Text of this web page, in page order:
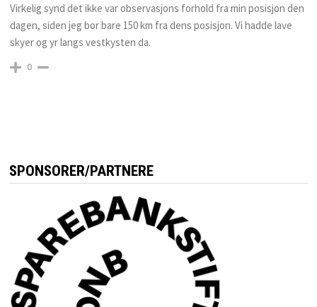
Virkelig synd det ikke var observasjons forhold fra min posisjon den
dagen, siden jeg bor bare 150 km fra dens posisjon. Vi hadde lave
skyer og yr langs vestkysten da.
0
SPONSORER/PARTNERE